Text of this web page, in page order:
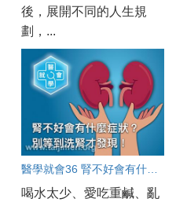
後，展開不同的人生規
劃，...
醫學就會36 腎不好會有什麼症狀？別等到洗腎才發現！
喝水太少、愛吃重鹹、亂